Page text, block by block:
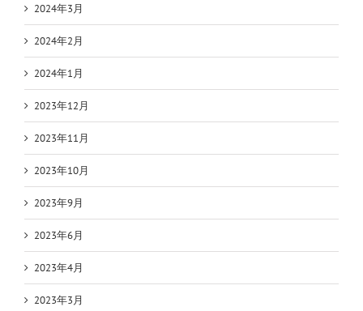
2024年3月
2024年2月
2024年1月
2023年12月
2023年11月
2023年10月
2023年9月
2023年6月
2023年4月
2023年3月